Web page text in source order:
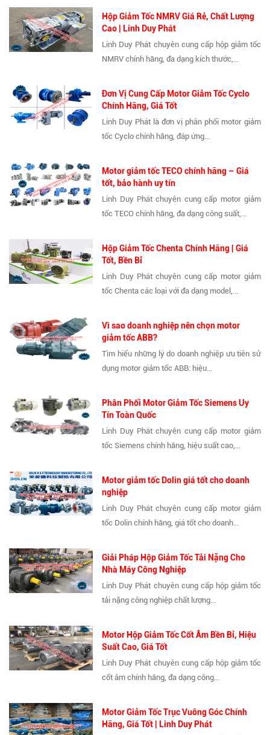
Hộp Giảm Tốc NMRV Giá Rẻ, Chất Lượng
Cao | Linh Duy Phát
Linh Duy Phát chuyên cung cấp hộp giảm tốc
NMRV chính hãng, đa dạng kích thước,...
Đơn Vị Cung Cấp Motor Giảm Tốc Cyclo
Chính Hãng, Giá Tốt
Linh Duy Phát là đơn vị phân phối motor giảm
tốc Cyclo chính hãng, đáp ứng...
Motor giảm tốc TECO chính hãng – Giá
tốt, bảo hành uy tín
Linh Duy Phát chuyên cung cấp motor giảm
tốc TECO chính hãng, đa dạng công suất,...
Hộp Giảm Tốc Chenta Chính Hãng | Giá
Tốt, Bền Bỉ
Linh Duy Phát chuyên cung cấp motor giảm
tốc Chenta các loại với đa dạng model,...
Vì sao doanh nghiệp nên chọn motor
giảm tốc ABB?
Tìm hiểu những lý do doanh nghiệp ưu tiên sử
dụng motor giảm tốc ABB: hiệu...
Phân Phối Motor Giảm Tốc Siemens Uy
Tín Toàn Quốc
Linh Duy Phát chuyên cung cấp motor giảm
tốc Siemens chính hãng, hiệu suất cao,...
Motor giảm tốc Dolin giá tốt cho doanh
nghiệp
Linh Duy Phát chuyên cung cấp motor giảm
tốc Dolin chính hãng, giá tốt cho doanh...
Giải Pháp Hộp Giảm Tốc Tải Nặng Cho
Nhà Máy Công Nghiệp
Linh Duy Phát chuyên cung cấp hộp giảm tốc
tải nặng công nghiệp chất lượng...
Motor Hộp Giảm Tốc Cốt Âm Bền Bỉ, Hiệu
Suất Cao, Giá Tốt
Linh Duy Phát chuyên cung cấp hộp giảm tốc
cốt âm chính hãng, đa dạng công...
Motor Giảm Tốc Trục Vuông Góc Chính
Hãng, Giá Tốt | Linh Duy Phát